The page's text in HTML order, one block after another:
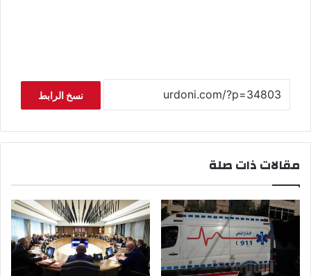
نسخ الرابط
مقالات ذات صلة